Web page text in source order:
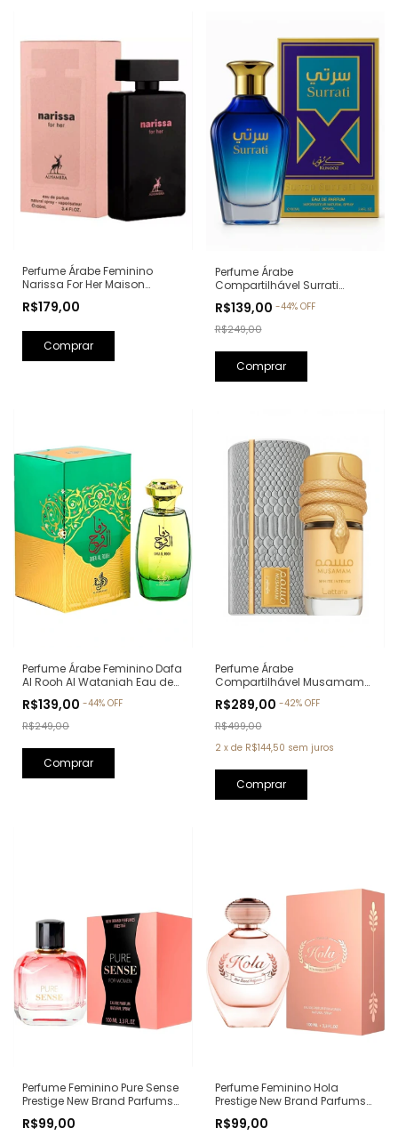
Perfume Árabe Feminino
Narissa For Her Maison
100ml (Ref. Olfativa: Narciso
R$179,00
Perfume Árabe
Compartilhável Surrati
Parfum - 100ml (Ref. Olfativa:
Erba Pura Xerjoff)
R$139,00 -44% OFF
R$249,00
Perfume Árabe Feminino Dafa
Al Rooh Al Wataniah Eau de
R$139,00 -44% OFF
R$249,00
Perfume Árabe
Compartilhável Musamam
Parfum - 100ml
R$289,00 -42% OFF
R$499,00
2 x de R$144,50 sem juros
Perfume Feminino Pure Sense
Prestige New Brand Parfums
Olfativa: Pure XS For Her
R$99,00
Perfume Feminino Hola
Prestige New Brand Parfums
Olfativa: Olympéa Paco
R$99,00